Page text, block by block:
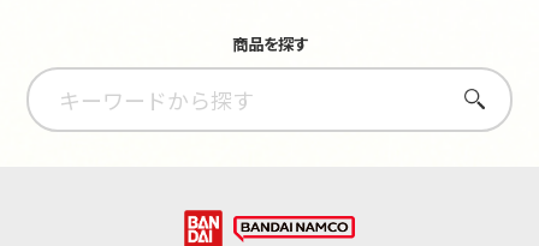
商品を探す
さがす